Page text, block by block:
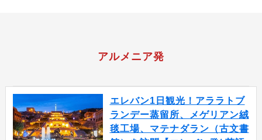
アルメニア発
エレバン1日観光！アララトブ
ランデー蒸留所、メゲリアン絨
毯工場、マテナダラン（古文書